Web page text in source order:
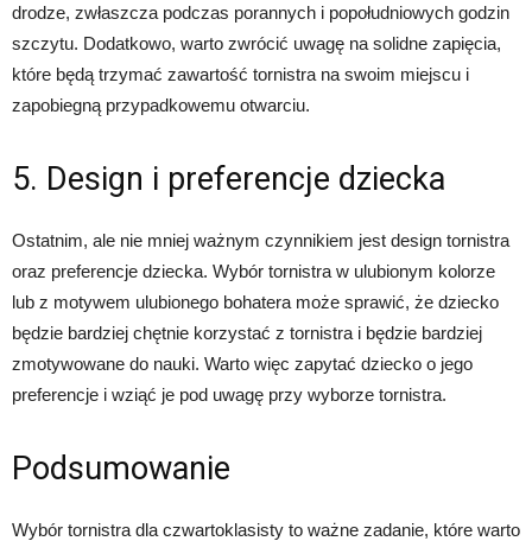
drodze, zwłaszcza podczas porannych i popołudniowych godzin
szczytu. Dodatkowo, warto zwrócić uwagę na solidne zapięcia,
które będą trzymać zawartość tornistra na swoim miejscu i
zapobiegną przypadkowemu otwarciu.
5. Design i preferencje dziecka
Ostatnim, ale nie mniej ważnym czynnikiem jest design tornistra
oraz preferencje dziecka. Wybór tornistra w ulubionym kolorze
lub z motywem ulubionego bohatera może sprawić, że dziecko
będzie bardziej chętnie korzystać z tornistra i będzie bardziej
zmotywowane do nauki. Warto więc zapytać dziecko o jego
preferencje i wziąć je pod uwagę przy wyborze tornistra.
Podsumowanie
Wybór tornistra dla czwartoklasisty to ważne zadanie, które warto